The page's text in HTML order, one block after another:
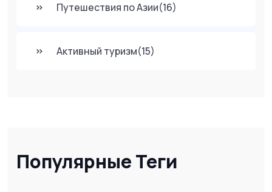
Путешествия по Азии(16)
Активный туризм(15)
Популярные Теги